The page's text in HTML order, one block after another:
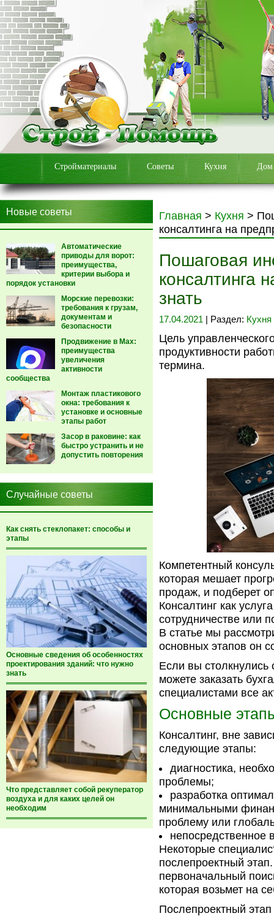
Стройматериалы Советы Кухня Дом
Новые советы
Автоматические
приводы для ворот:
преимущества,
критерии выбора и
порядок установки
Морские перевозки:
требования к грузам,
документам и
безопасности
Продвижение в Max:
преимущества
увеличения
активности
сообщества
Монтаж пластикового
окна: требования к
установке и основные
этапы работ
Засор в раковине: как
быстро устранить и не
допустить повторения
Случайные советы
Как снять стеклопакет: способы и
этапы
Основные сведения об особенностях
проектирования зданий: что нужно
знать
Что представляет собой рекуператор
воздуха и для каких целей он
необходим
Главная > Кухня >
консалтинга на
Пошаговая
консалтинга
знать
17.04.2021 | Раздел: Кухня
Цель
продуктивности
термина.
Компетентный
которая мешает
продаж, и подберет
Консалтинг как
сотрудничестве или
В статье мы
основных этапов он
Если вы столкнулись
можете заказать
специалистами все
Основные
Консалтинг, вне
следующие этапы:
диагностика,
проблемы;
разработка
минимальными
проблему или
непосредственное
Некоторые
послепроектный
первоначальный
которая возьмет на
Послепроектный